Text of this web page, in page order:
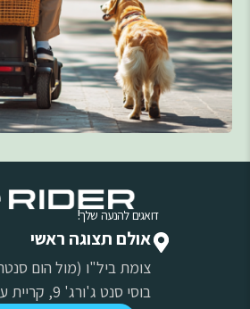
דואגים להנעה שלך!
אולם תצוגה ראשי
צומת ביל"ו (מול הום
בוסי סנט ג'ורג' 9, קריית עקרון